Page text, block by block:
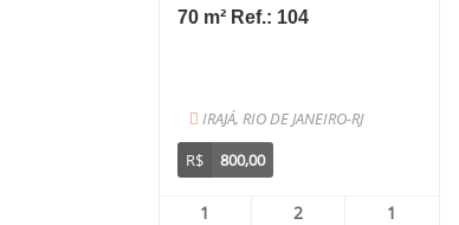
70 m² Ref.: 104
IRAJÁ, RIO DE JANEIRO-RJ
R$
800,00
1 2 1